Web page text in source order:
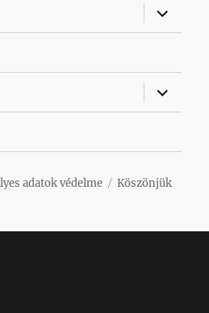
almenü
almenü
adatok védelme
Köszönjük